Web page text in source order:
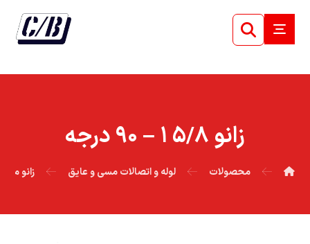
زانو ۵/۸ ۱ – ۹۰ درجه
محصولات لوله و اتصالات مسی و عایق زانو